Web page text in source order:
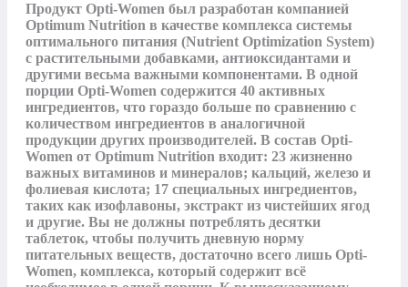
Продукт Opti-Women был разработан компанией
Optimum Nutrition в качестве комплекса системы
оптимального питания (Nutrient Optimization System)
с растительными добавками, антиоксидантами и
другими весьма важными компонентами. В одной
порции Opti-Women содержится 40 активных
ингредиентов, что гораздо больше по сравнению с
количеством ингредиентов в аналогичной
продукции других производителей. В состав Opti-
Women от Optimum Nutrition входит: 23 жизненно
важных витаминов и минералов; кальций, железо и
фолиевая кислота; 17 специальных ингредиентов,
таких как изофлавоны, экстракт из чистейших ягод
и другие. Вы не должны потреблять десятки
таблеток, чтобы получить дневную норму
питательных веществ, достаточно всего лишь Opti-
Women, комплекса, который содержит всё